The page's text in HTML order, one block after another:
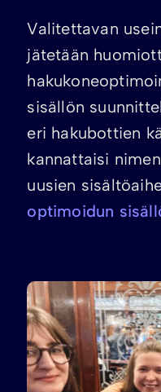
Valitettavan
jätetään
sisällön
eri hakubottien
kannattaisi
uusien
optimoidun